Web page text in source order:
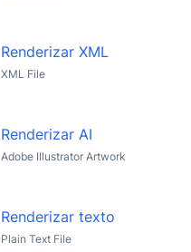
Renderizar XML
XML File
Renderizar AI
Adobe Illustrator Artwork
Renderizar texto
Plain Text File